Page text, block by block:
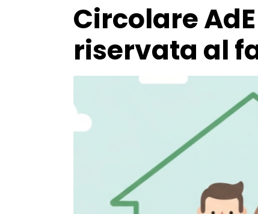
Circolare
riservata al